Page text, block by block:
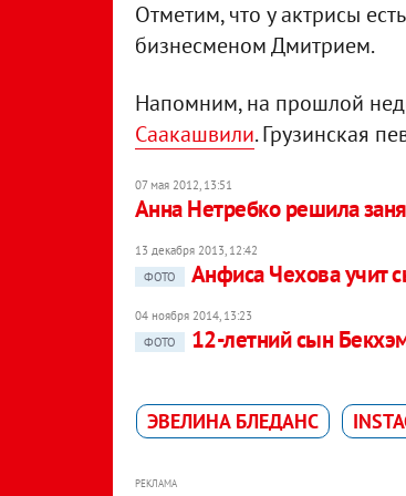
Отметим, что у актрисы
бизнесменом Дмитрием.
Напомним, на прошлой
Саакашвили. Грузинская
07 мая 2012, 13:51
Анна Нетребко решила
13 декабря 2013, 12:42
ФОТО
Анфиса Чехова учит
04 ноября 2014, 13:23
ФОТО
12-летний сын
ЭВЕЛИНА БЛЕДАНС
РЕКЛАМА